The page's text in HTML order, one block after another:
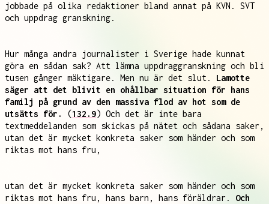
jobbade på olika redaktioner bland annat på KVN. SVT
och uppdrag granskning.
Hur många andra journalister i Sverige hade kunnat
göra en sådan sak? Att lämna uppdraggranskning och bli
tusen gånger mäktigare. Men nu är det slut. Lamotte
säger att det blivit en ohållbar situation för hans
familj på grund av den massiva flod av hot som de
utsätts för.
(132.9) Och det är inte bara
textmeddelanden som skickas på nätet och sådana saker,
utan det är mycket konkreta saker som händer och som
riktas mot hans fru,
utan det är mycket konkreta saker som händer och som
riktas mot hans fru, hans barn, hans föräldrar. Och